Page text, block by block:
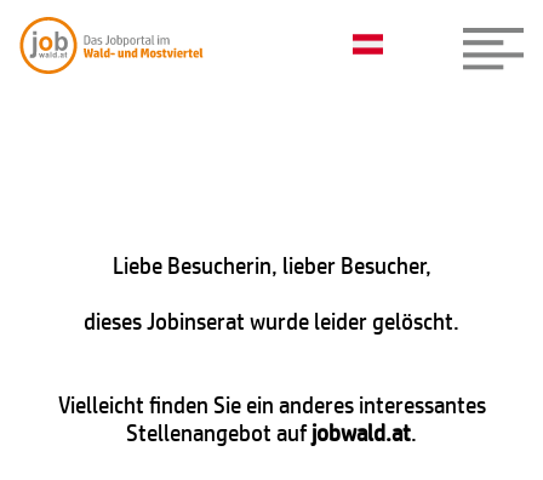
Liebe Besucherin, lieber Besucher,
dieses Jobinserat wurde leider gelöscht.
Vielleicht finden Sie ein anderes interessantes
Stellenangebot aufjobwald.at.